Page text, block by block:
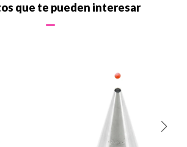
que te pueden interesar